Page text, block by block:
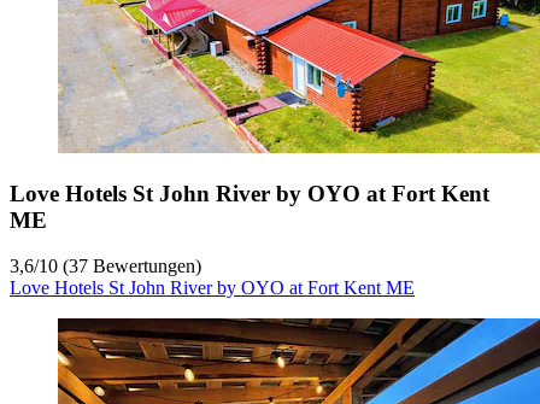
Love Hotels St John River by OYO at Fort Kent
ME
3,6/10 (37 Bewertungen)
Love Hotels St John River by OYO at Fort Kent ME